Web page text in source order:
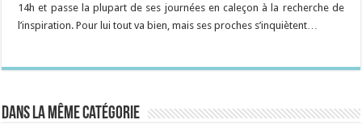
14h et passe la plupart de ses journées en caleçon à la recherche de
l’inspiration. Pour lui tout va bien, mais ses proches s’inquiètent…
Dans la même catégorie